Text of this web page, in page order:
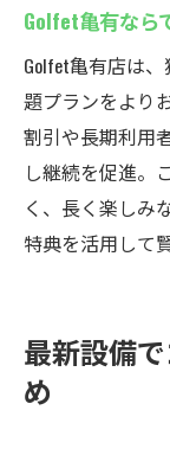
Golfet亀有なら
Golfet亀有店は
題プランをより
割引や長期利用
し継続を促進。
く、長く楽しみ
特典を活用して
最新設備
め